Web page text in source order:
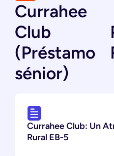
Currahee
Club
(Préstamo
sénior)
Currahee Club: Un
Rural EB-5